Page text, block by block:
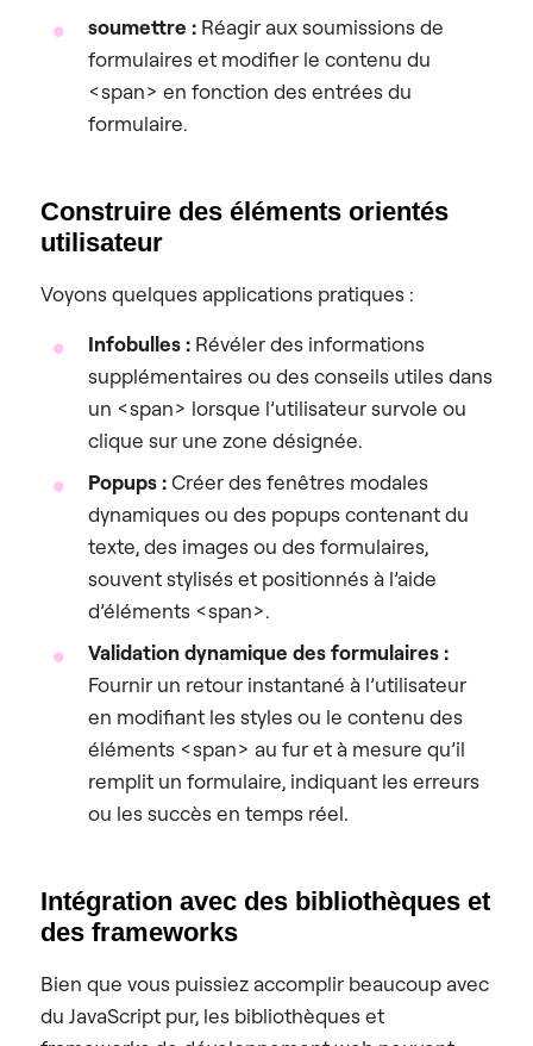
soumettre : Réagir aux soumissions de
formulaires et modifier le contenu du
<span> en fonction des entrées du
formulaire.
Construire des éléments orientés
utilisateur
Voyons quelques applications pratiques :
Infobulles : Révéler des informations
supplémentaires ou des conseils utiles dans
un <span> lorsque l’utilisateur survole ou
clique sur une zone désignée.
Popups :Créer des fenêtres modales
dynamiques ou des popups contenant du
texte, des images ou des formulaires,
souvent stylisés et positionnés à l’aide
d’éléments <span>.
Validation dynamique des formulaires :
Fournir un retour instantané à l’utilisateur
en modifiant les styles ou le contenu des
éléments <span> au fur et à mesure qu’il
remplit un formulaire, indiquant les erreurs
ou les succès en temps réel.
Intégration avec des bibliothèques et
des frameworks
Bien que vous puissiez accomplir beaucoup avec
du JavaScript pur, les bibliothèques et